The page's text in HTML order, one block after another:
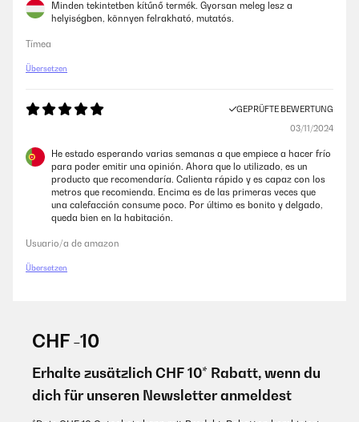
Minden tekintetben kítűnő termék. Gyorsan meleg lesz a
helyiségben, könnyen felrakható, mutatós.
Tímea
Übersetzen
GEPRÜFTE BEWERTUNG
03/11/2024
He estado esperando varias semanas a que empiece a hacer frío
para poder emitir una opinión. Ahora que lo utilizado, es un
producto que recomendaría. Calienta rápido y es capaz con los
metros que recomienda. Encima es de las primeras veces que
una calefacción consume poco. Por último es bonito y delgado,
queda bien en la habitación.
Usuario/a de amazon
Übersetzen
CHF -10
Erhalte zusätzlich CHF 10* Rabatt, wenn du
dich für unseren Newsletter anmeldest